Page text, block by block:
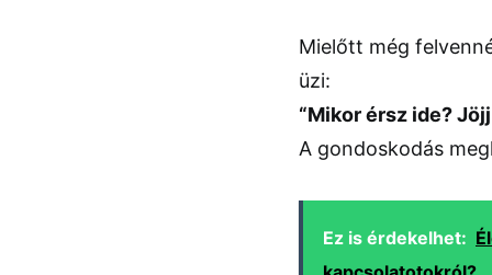
Mielőtt még
üzi:
“Mikor érsz ide?
A gondoskodás
Ez is érdekelhet: